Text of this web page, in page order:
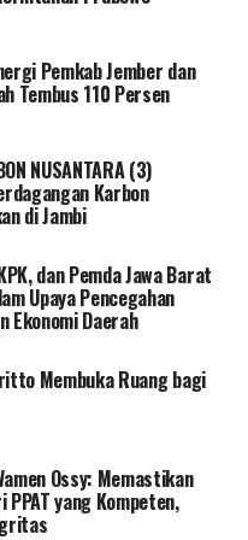
menyambut baik
penataan pertanahan
lahan
menciptakan tertib
pembangunan
melahirkan tertib
bisa
tersertipikatkan, NOP
dan kelayakan, dan
areal
serta seluruh areal
untuk publik,”
Barat berkomitmen
daerah yang belum
Jawa Barat masih
Pemkab Jember dan
Tembus 110 Persen
NUSANTARA (3)
Karbon
di Jambi
dan Pemda Jawa Barat
Upaya Pencegahan
Ekonomi Daerah
Membuka Ruang bagi
Ossy: Memastikan
yang Kompeten,